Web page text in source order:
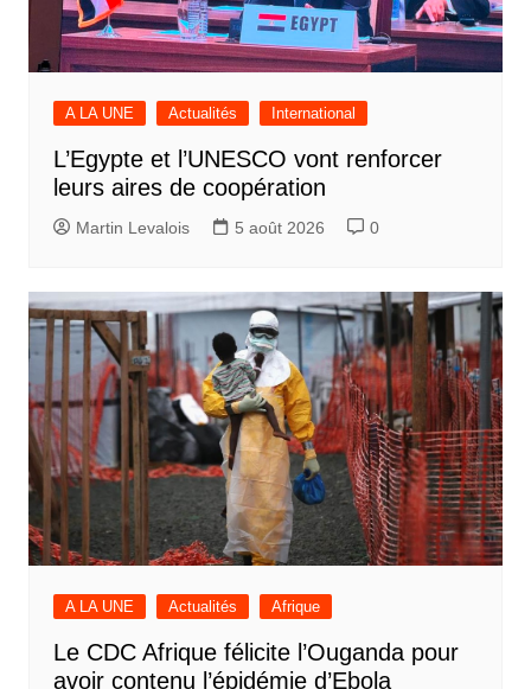
A LA UNE Actualités International
L’Egypte et l’UNESCO vont renforcer
leurs aires de coopération
Martin Levalois 5 août 2026 0
A LA UNE Actualités Afrique
Le CDC Afrique félicite l’Ouganda pour
avoir contenu l’épidémie d’Ebola